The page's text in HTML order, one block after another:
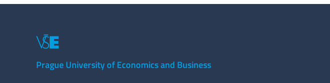
Prague University of Economics and Business